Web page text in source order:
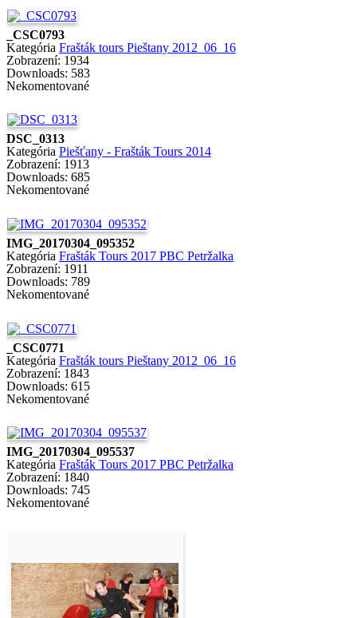
_CSC0793
Kategória Frašták tours Pieštany 2012_06_16
Zobrazení: 1934
Downloads: 583
Nekomentované
DSC_0313
Kategória Piešťany - Frašták Tours 2014
Zobrazení: 1913
Downloads: 685
Nekomentované
IMG_20170304_095352
Kategória Frašták Tours 2017 PBC Petržalka
Zobrazení: 1911
Downloads: 789
Nekomentované
_CSC0771
Kategória Frašták tours Pieštany 2012_06_16
Zobrazení: 1843
Downloads: 615
Nekomentované
IMG_20170304_095537
Kategória Frašták Tours 2017 PBC Petržalka
Zobrazení: 1840
Downloads: 745
Nekomentované